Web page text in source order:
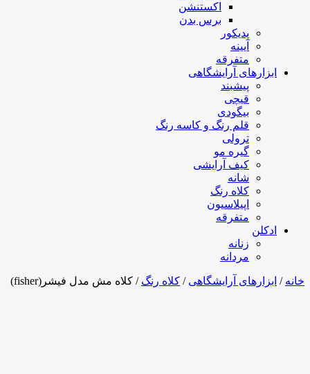
اکستنشن
برس بدن
پدیکور
آیینه
متفرقه
ابزارهای آرایشگاهی
پیشبند
قیچی
بیگودی
قلم رنگ و کاسه رنگ
ترولی
گیره مو
کیف آرایشی
شانه
کلاه رنگ
اپیلاسیون
متفرقه
ادکلن
زنانه
مردانه
خانه / ابزارهای آرایشگاهی / کلاه رنگ / کلاه مش مدل فیشر(fisher)